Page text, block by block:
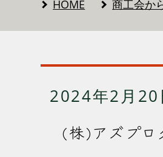
HOME 商工会か
2024年2月20
(株)アズプロ